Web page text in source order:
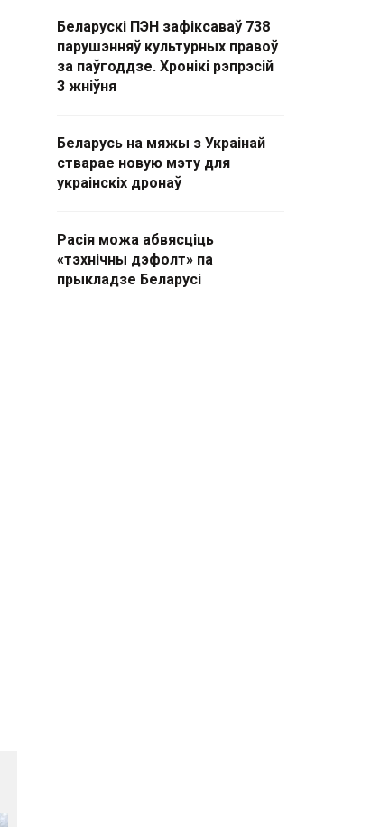
Беларускі ПЭН зафіксаваў 738
парушэнняў культурных правоў
за паўгоддзе. Хронікі рэпрэсій
3 жніўня
Беларусь на мяжы з Украінай
стварае новую мэту для
украінскіх дронаў
Расія можа абвясціць
«тэхнічны дэфолт» па
прыкладзе Беларусі